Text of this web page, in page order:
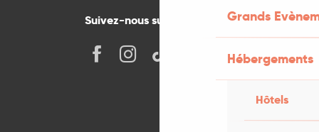
Grands
Hébergements
Hôtels
Suivez-nous sur les réseaux !